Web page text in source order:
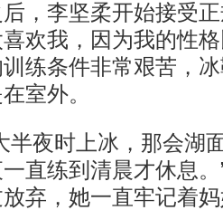
李坚柔开始接受正
欢我，因为我的性
练条件非常艰苦，
室外。
夜时上冰，那会湖
直练到清晨才休息
弃，她一直牢记着